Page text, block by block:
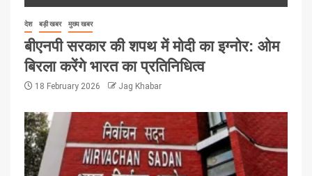
देश बड़ी खबर मुख्य खबर
बीएनपी सरकार की शपथ में मोदी का इग्नोर: ओम
बिरला करेंगे भारत का प्रतिनिधित्व
18 February 2026 Jag Khabar